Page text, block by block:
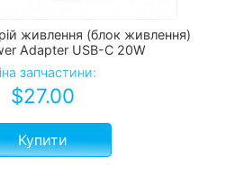
живлення (блок живлення)
Adapter USB-C 20W
запчастини:
$27.00
Купити